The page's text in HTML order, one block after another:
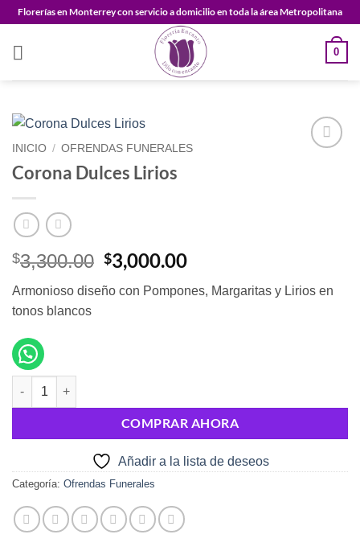
Saltar
contenido
Florerías en Monterrey con servicio a domicilio en toda la área Metropolitana
0
INICIO / OFRENDAS FUNERALES
Corona Dulces Lirios
$3,300.00 El
precio
original
$3,000.00El
actual
Armonioso diseño con Pompones, Margaritas y Lirios en
tonos blancos
Corona Dulces Lirios cantidad
COMPRAR AHORA
Añadir a la lista de deseos
Categoría: Ofrendas Funerales